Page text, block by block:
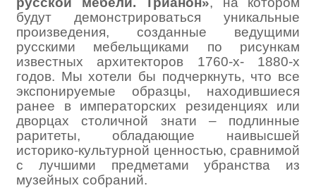
будут демонстрироваться уникальные
произведения, созданные ведущими
русскими мебельщиками по рисункам
известных архитекторов 1760-х- 1880-х
годов. Мы хотели бы подчеркнуть, что все
экспонируемые образцы, находившиеся
ранее в императорских резиденциях или
дворцах столичной знати – подлинные
раритеты, обладающие наивысшей
историко-культурной ценностью, сравнимой
с лучшими предметами убранства из
музейных собраний.